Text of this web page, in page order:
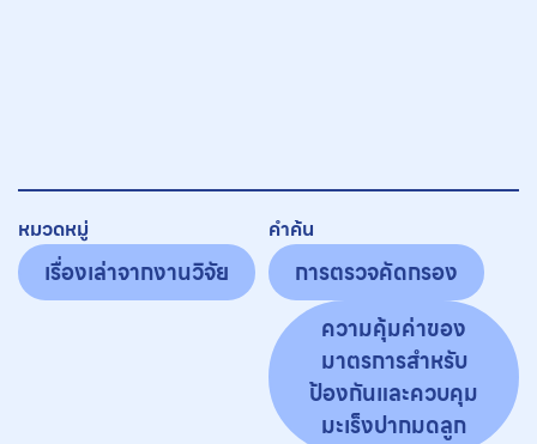
หมวดหมู่
เรื่องเล่าจากงานวิจัย
คำค้น
การตรวจคัดกรอง
ความคุ้มค่าของ
มาตรการสำหรับ
ป้องกันและควบคุม
มะเร็งปากมดลูก